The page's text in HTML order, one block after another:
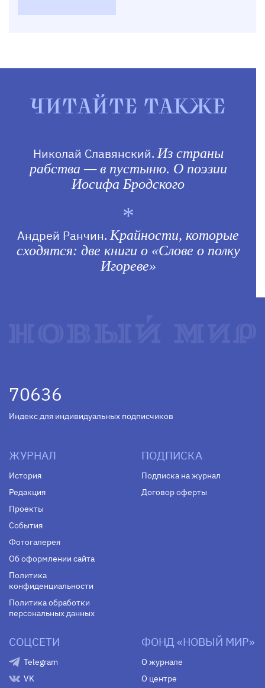
ЧИТАЙТЕ ТАКЖЕ
Николай Славянский. Из страны
рабства — в пустыню. О поэзии
Иосифа Бродского
Андрей Ранчин.Крайности, которые
сходятся: две книги о «Слове о полку
Игореве»
70636
Индекс для индивидуальных подписчиков
ЖУРНАЛ
История
Редакция
Проекты
События
Фотогалерея
Об оформлении сайта
Политика
конфиденциальности
Политика обработки
персональных данных
ПОДПИСКА
Подписка на журнал
Договор оферты
СОЦСЕТИ
Telegram
VK
ФОНД «НОВЫЙ МИР»
О журнале
О центре